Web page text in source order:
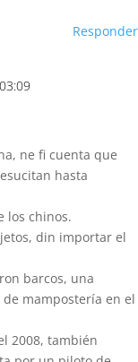
Responder
ne fi cuenta que
hasta
los chinos.
din importar el
barcos, una
mampostería en el
2008, también